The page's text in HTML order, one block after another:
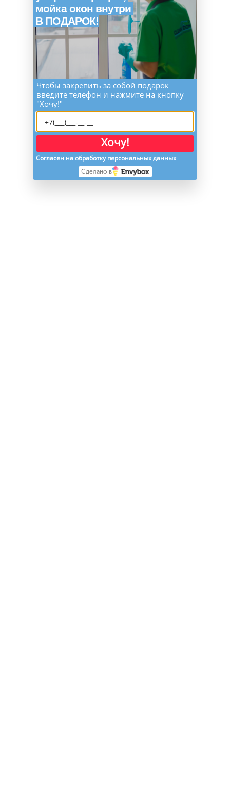
мойка окон внутри
В ПОДАРОК!
Чтобы закрепить за собой подарок
введите телефон и нажмите на кнопку
"Хочу!"
Хочу!
Согласен на обработку персональных данных
Сделано в